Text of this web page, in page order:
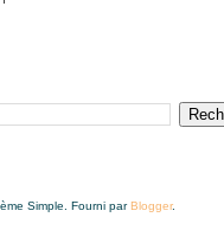
Simple. Fourni parBlogger.